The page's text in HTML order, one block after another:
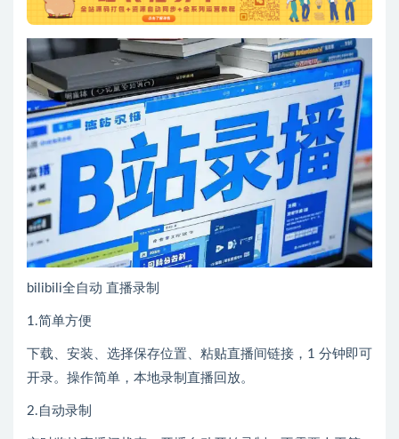
bilibili全自动 直播录制
1.简单方便
下载、安装、选择保存位置、粘贴直播间链接，1 分钟即可
开录。操作简单，本地录制直播回放。
2.自动录制